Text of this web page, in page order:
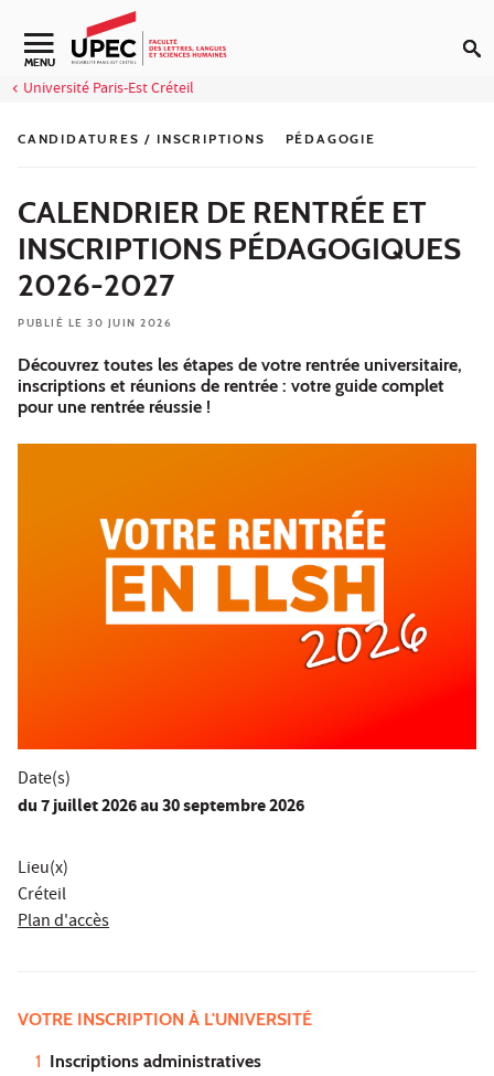
Aller au contenu
Navigation secondaire
MENU
Université Paris-Est Créteil
CANDIDATURES / INSCRIPTIONS PÉDAGOGIE
CALENDRIER DE RENTRÉE ET
INSCRIPTIONS PÉDAGOGIQUES
2026-2027
PUBLIÉ LE 30 JUIN 2026
Découvrez toutes les étapes de votre rentrée universitaire,
inscriptions et réunions de rentrée : votre guide complet
pour une rentrée réussie !
Date(s)
du7 juillet 2026au 30 septembre 2026
Lieu(x)
Créteil
Plan d'accès
VOTRE INSCRIPTION À L'UNIVERSITÉ
Inscriptions administratives